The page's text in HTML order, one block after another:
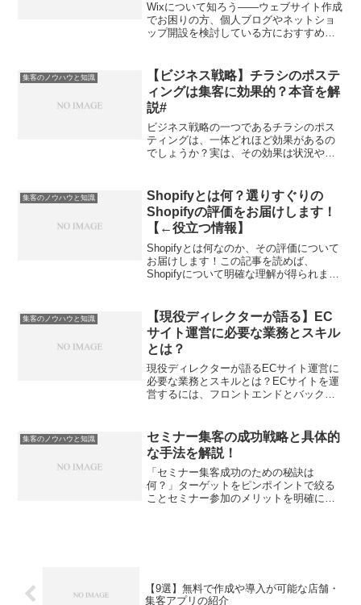
Wixについて知ろう――ウェブサイト作成
でお困りの方、個人ブログやネットショ
ップ開設を検討している方におすすめの
ンプレートが揃っています。短時間で美
しいデザインが実...
集客のノウハウと知識
【ビジネス戦略】チラシのポステ
ィングは集客に効果的？本音を解
説#
ビジネス戦略の一つであるチラシのポス
ティングは、一体どれほど効果があるの
でしょうか？実は、その効果は状況やニ
す。さらに、ポスティングの効果はデザ
インによっても大きく左右...
集客のノウハウと知識
Shopifyとは何？選りすぐりの
Shopifyの評価をお届けします！
【←役立つ情報】
Shopifyとは何なのか、その評価について
お届けします！この記事を読めば、
Shopifyについて明確な理解が得られま
100万以上いる理由や、ビジネスに役立つ
力...
集客のノウハウと知識
【現役ディレクターが語る】EC
サイト運営に必要な業務とスキル
とは？
現役ディレクターが語るECサイト運営に
必要な業務とスキルとは？ECサイトを運
営するには、フロントエンドとバックエ
ミュニケーションが求められます。バッ
クエンドでは、運営管...
集客のノウハウと知識
セミナー集客の成功戦略と具体的
な手法を解説！
「セミナー集客成功のための秘訣は
何？」ターゲットをピンポイントで絞る
ことセミナー参加のメリットを明確に伝
【9選】無料で作成や導入が可能な店舗・
集客アプリの紹介